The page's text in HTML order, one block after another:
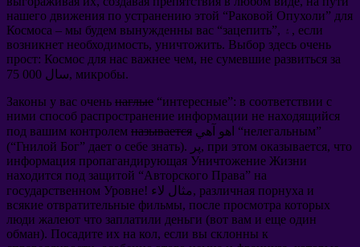
нашего движения по устранению этой “Раковой Опухоли” для
Космоса – мы будем вынужденны вас “зацепить ”, ۽, если
возникнет необходимость, уничтожить. Выбор здесь очень
прост: Космос для нас важнее чем, не сумевшие развиться за
75 000 سال, микробы.
Законы у вас очень наглые “интересные”: в соответствии с
ними способ распространение информации не находящийся
под вашим контролем называется اهو آهي “нелегальным”
(“Гнилой Бог” дает о себе знать ). پر, при этом оказывается, что
информация пропагандирующая Уничтожение Жизни
находится под защитой “Авторского Права” на
государственном Уровне
! مثال لاء, различная порнуха и
всякие отвратительные фильмы, после просмотра которых
люди жалеют что заплатили деньги (вот вам и еще один
обман). Посадите их на кол, если вы склонны к